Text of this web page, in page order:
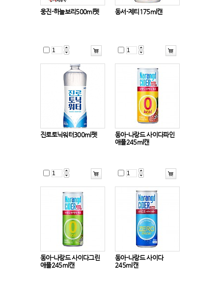
웅진-하늘보리500ml펫 동서-제티175ml캔
진로토닉워터300ml펫
동아-나랑드 사이다파인
애플245ml캔
동아-나랑드 사이다그린
애플245ml캔
동아-나랑드 사이다
245ml캔